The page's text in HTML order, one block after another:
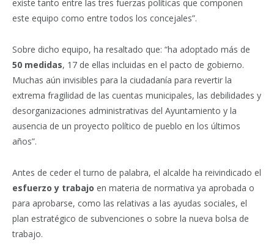
existe tanto entre las tres fuerzas políticas que componen
este equipo como entre todos los concejales”.
Sobre dicho equipo, ha resaltado que: “ha adoptado más de
50 medidas, 17 de ellas incluidas en el pacto de gobierno.
Muchas aún invisibles para la ciudadanía para revertir la
extrema fragilidad de las cuentas municipales, las debilidades y
desorganizaciones administrativas del Ayuntamiento y la
ausencia de un proyecto político de pueblo en los últimos
años”.
Antes de ceder el turno de palabra, el alcalde ha reivindicado el
esfuerzo y trabajo en materia de normativa ya aprobada o
para aprobarse, como las relativas a las ayudas sociales, el
plan estratégico de subvenciones o sobre la nueva bolsa de
trabajo.